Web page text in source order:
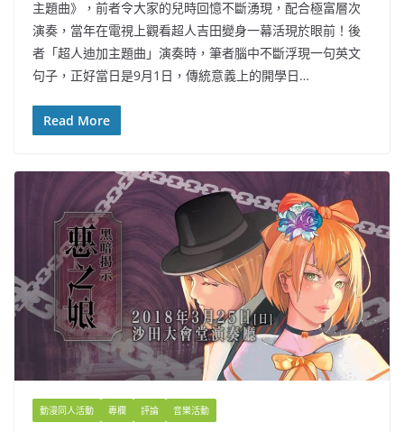
主題曲》，前者令大家的兒時回憶不斷湧現，配合極富層次
演奏，當年在電視上觀看超人吉田變身一幕活現於眼前！後
者「超人迪加主題曲」演奏時，筆者腦中不斷浮現一句英文
句子，正好當日是9月1日，傳統意義上的開學日…
Read More
動漫同人活動 專欄 評論 音樂活動